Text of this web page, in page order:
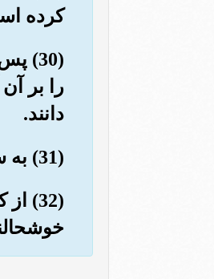
کرده
(30)
را بر
دانند.
(31) به سوی او باز گردید، و از او بترسید، و نماز را بر پا دارید، و از مشرکان نباشید.
(32)